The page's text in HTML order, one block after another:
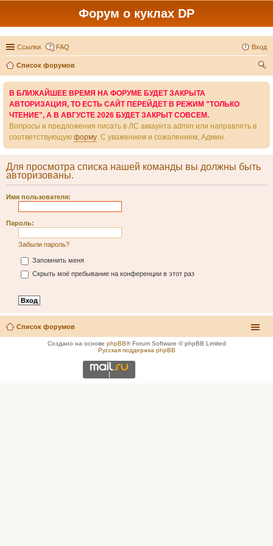
Форум о куклах DP
Ссылки FAQ Вход
Список форумов
В БЛИЖАЙШЕЕ ВРЕМЯ НА ФОРУМЕ БУДЕТ ЗАКРЫТА
АВТОРИЗАЦИЯ, ТО ЕСТЬ САЙТ ПЕРЕЙДЕТ В РЕЖИМ "ТОЛЬКО
ЧТЕНИЕ", А В АВГУСТЕ 2026 БУДЕТ ЗАКРЫТ СОВСЕМ.
Вопросы и предложения писать в ЛС аккаунта admin или направлять в
соответствующую форму. С уважением и сожалением, Админ.
Для просмотра списка нашей команды вы должны быть
авторизованы.
Имя пользователя:
Пароль:
Забыли пароль?
Запомнить меня
Скрыть моё пребывание на конференции в этот раз
Список форумов
Создано на основе phpBB® Forum Software © phpBB Limited
Русская поддержка phpBB